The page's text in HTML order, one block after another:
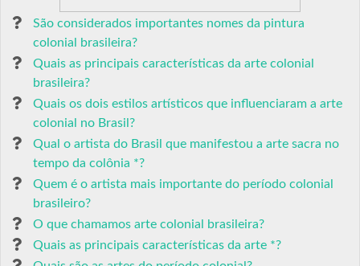
São considerados importantes nomes da pintura
colonial brasileira?
Quais as principais características da arte colonial
brasileira?
Quais os dois estilos artísticos que influenciaram a arte
colonial no Brasil?
Qual o artista do Brasil que manifestou a arte sacra no
tempo da colônia *?
Quem é o artista mais importante do período colonial
brasileiro?
O que chamamos arte colonial brasileira?
Quais as principais características da arte *?